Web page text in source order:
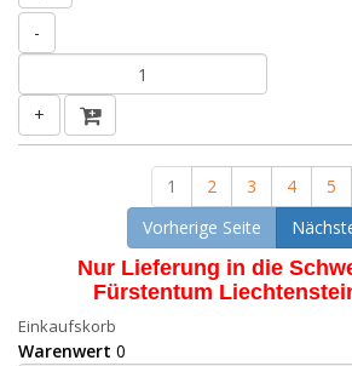
-
+
1 2 3 4 5
Vorherige Seite
Nur Lieferung in die
Fürstentum
Einkaufskorb
Warenwert 0